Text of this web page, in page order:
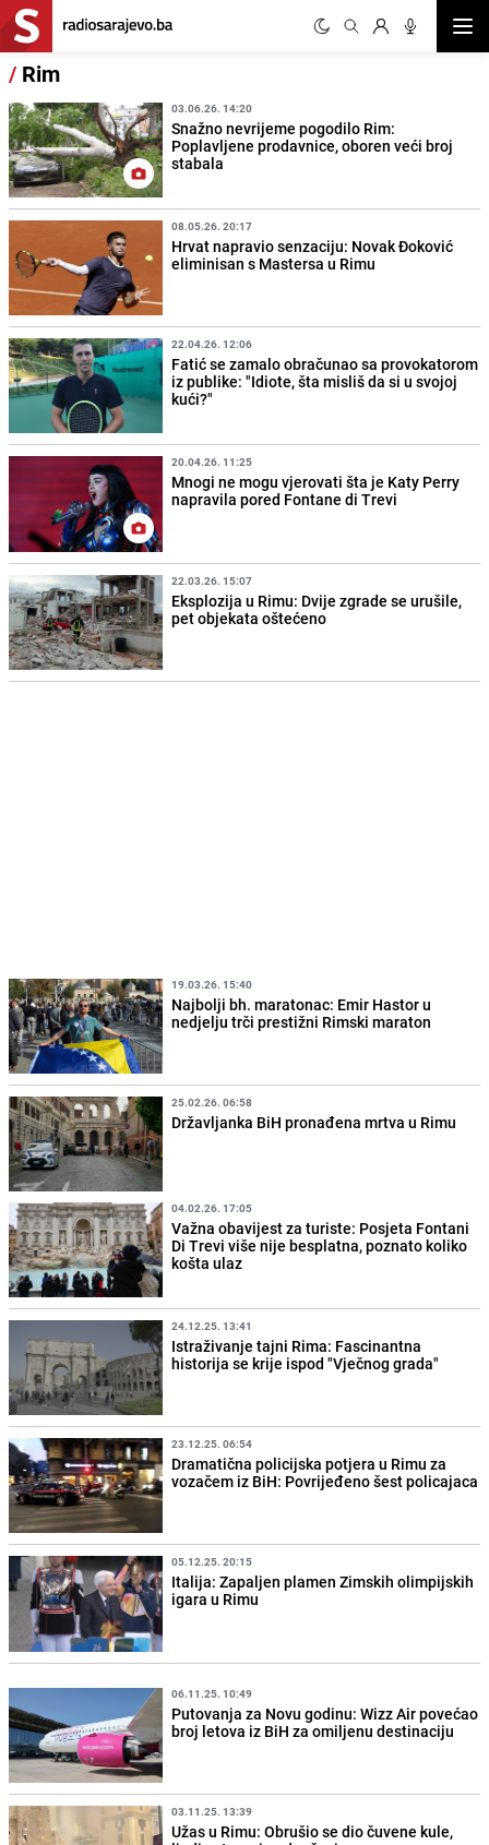
/ Rim
03.06.26. 14:20
Snažno nevrijeme pogodilo Rim:
Poplavljene prodavnice, oboren veći broj
stabala
08.05.26. 20:17
Hrvat napravio senzaciju: Novak Đoković
eliminisan s Mastersa u Rimu
22.04.26. 12:06
Fatić se zamalo obračunao sa provokatorom
iz publike: "Idiote, šta misliš da si u svojoj
kući?"
20.04.26. 11:25
Mnogi ne mogu vjerovati šta je Katy Perry
napravila pored Fontane di Trevi
22.03.26. 15:07
Eksplozija u Rimu: Dvije zgrade se urušile,
pet objekata oštećeno
19.03.26. 15:40
Najbolji bh. maratonac: Emir Hastor u
nedjelju trči prestižni Rimski maraton
25.02.26. 06:58
Državljanka BiH pronađena mrtva u Rimu
04.02.26. 17:05
Važna obavijest za turiste: Posjeta Fontani
Di Trevi više nije besplatna, poznato koliko
košta ulaz
24.12.25. 13:41
Istraživanje tajni Rima: Fascinantna
historija se krije ispod "Vječnog grada"
23.12.25. 06:54
Dramatična policijska potjera u Rimu za
vozačem iz BiH: Povrijeđeno šest policajaca
05.12.25. 20:15
Italija: Zapaljen plamen Zimskih olimpijskih
igara u Rimu
06.11.25. 10:49
Putovanja za Novu godinu: Wizz Air povećao
broj letova iz BiH za omiljenu destinaciju
03.11.25. 13:39
Užas u Rimu: Obrušio se dio čuvene kule,